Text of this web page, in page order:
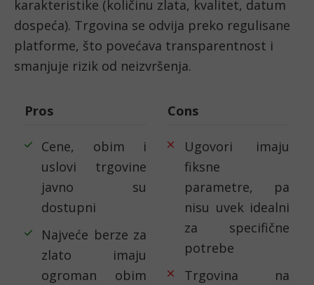
karakteristike (količinu zlata, kvalitet, datum
dospeća). Trgovina se odvija preko regulisane
platforme, što povećava transparentnost i
smanjuje rizik od neizvršenja.
Pros
Cene, obim i
uslovi trgovine
javno su
dostupni
Najveće berze za
zlato imaju
ogroman obim
Cons
Ugovori imaju
fiksne
parametre, pa
nisu uvek idealni
za specifične
potrebe
Trgovina na